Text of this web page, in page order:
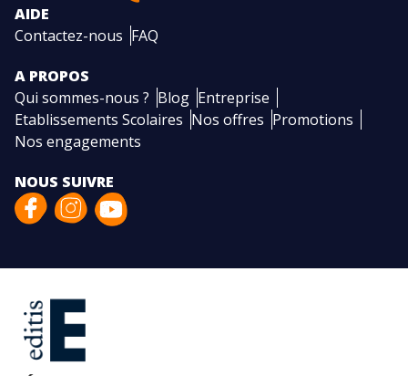
AIDE
Contactez-nous FAQ
A PROPOS
Qui sommes-nous ? Blog Entreprise
Etablissements Scolaires Nos offres Promotions
Nos engagements
NOUS SUIVRE